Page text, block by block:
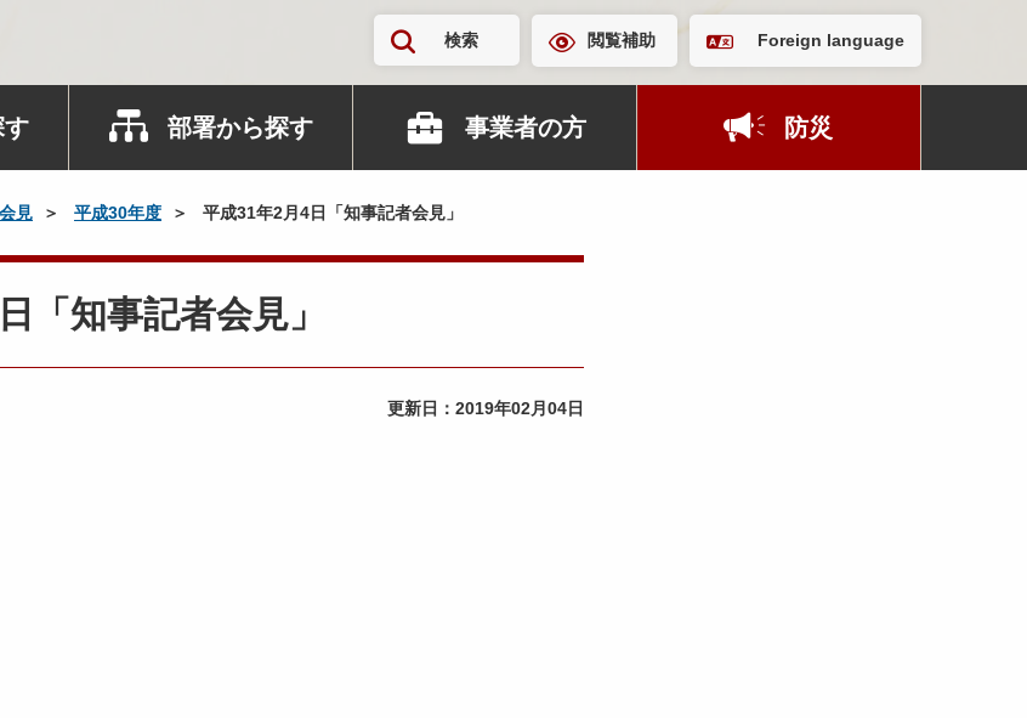
検索 閲覧補助 Foreign language
す 部署から探す 事業者の方 防災
見 平成30年度 平成31年2月4日「知事記者会見」
「知事記者会見」
更新日： 2019年02月04日